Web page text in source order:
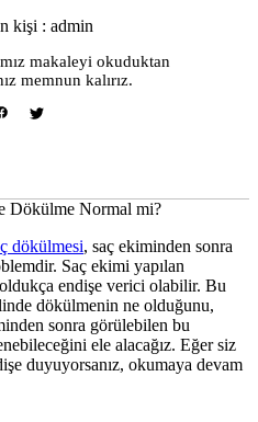
kişi : admin
makaleyi okuduktan
memnun kalırız.
dökülmesi, saç ekiminden sonra
Saç ekimi yapılan
endişe verici olabilir. Bu
dökülmenin ne olduğunu,
sonra görülebilen bu
ele alacağız. Eğer siz
duyuyorsanız, okumaya devam